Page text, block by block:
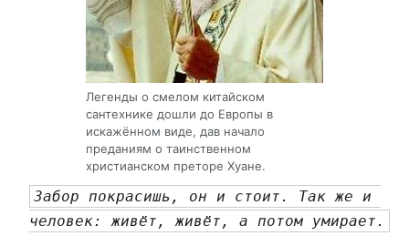
Легенды о смелом китайском
сантехнике дошли до Европы в
искажённом виде, дав начало
преданиям о таинственном
христианском преторе Хуане.
Забор покрасишь, он и стоит. Так же и
человек: живёт, живёт, а потом умирает.